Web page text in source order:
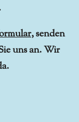
, senden
uns an. Wir